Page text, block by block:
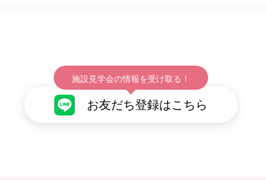
施設見学会の情報を受け取る！
お友だち登録はこちら